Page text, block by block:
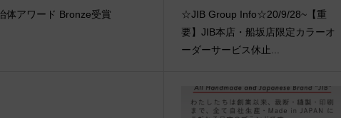
体アワード Bronze受賞
☆JIB Group Info☆20/9/28~【重
要】JIB本店・船坂店限定カラーオ
ーダーサービス休止...